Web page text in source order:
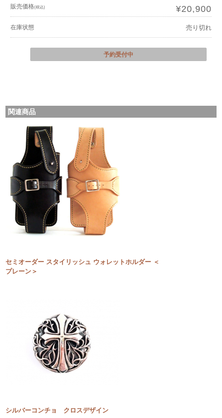
販売価格(税込) ¥20,900
在庫状態 売り切れ
予約受付中
関連商品
セミオーダー スタイリッシュ ウォレットホルダー ＜
プレーン＞
シルバーコンチョ クロスデザイン